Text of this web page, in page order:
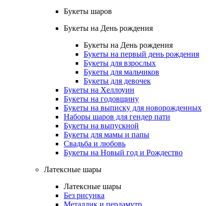
Букеты шаров
Букеты на День рождения
Букеты на День рождения
Букеты на первый день рождения
Букеты для взрослых
Букеты для мальчиков
Букеты для девочек
Букеты на Хеллоуин
Букеты на годовщину
Букеты на выписку для новорожденных
Наборы шаров для гендер пати
Букеты на выпускной
Букеты для мамы и папы
Свадьба и любовь
Букеты на Новый год и Рождество
Латексные шары
Латексные шары
Без рисунка
Металлик и перламутр